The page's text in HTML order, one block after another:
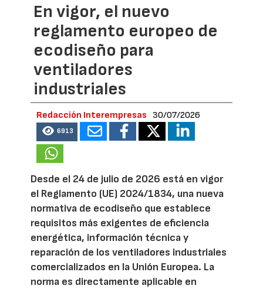
En vigor, el nuevo
reglamento europeo de
ecodiseño para
ventiladores
industriales
Redacción Interempresas 30/07/2026
6913
Desde el 24 de julio de 2026 está en vigor
el Reglamento (UE) 2024/1834, una nueva
normativa de ecodiseño que establece
requisitos más exigentes de eficiencia
energética, información técnica y
reparación de los ventiladores industriales
comercializados en la Unión Europea. La
norma es directamente aplicable en